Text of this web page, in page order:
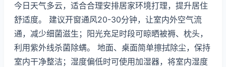
今日天气多云，适合合理安排居家环境打理，提升居住
舒适度。 建议开窗通风20-30分钟，让室内外空气流
通，减少细菌滋生；阳光充足时段可晾晒被褥、枕头，
利用紫外线杀菌除螨。 地面、桌面简单擦拭除尘，保持
室内干净整洁；湿度偏低时可使用加湿器，将室内湿度